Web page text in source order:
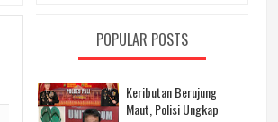
POPULAR POSTS
Keributan Berujung
Maut, Polisi Ungkap